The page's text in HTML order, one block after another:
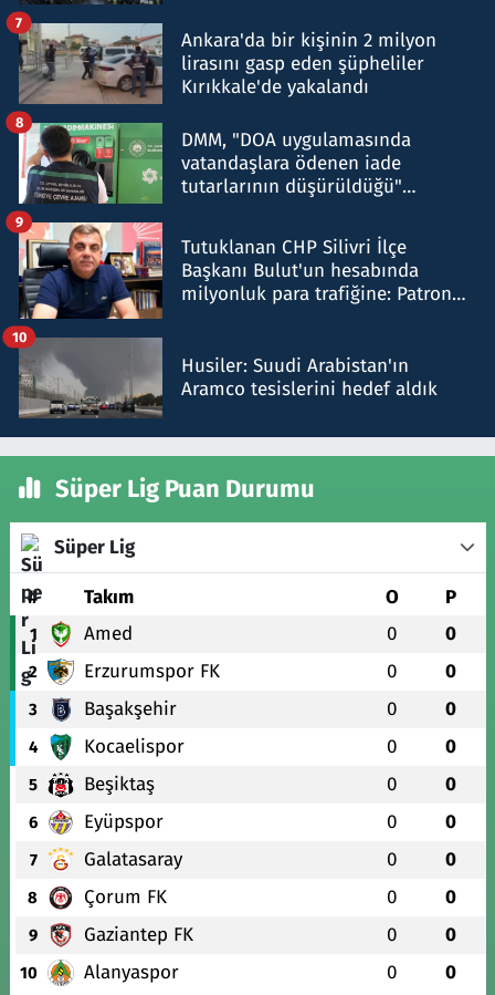
Ankara'da bir kişinin 2 milyon
lirasını gasp eden şüpheliler
Kırıkkale'de yakalandı
7
DMM, "DOA uygulamasında
vatandaşlara ödenen iade
tutarlarının düşürüldüğü"
8
Tutuklanan CHP Silivri İlçe
Başkanı Bulut'un hesabında
milyonluk para trafiğine: Patron
9
Husiler: Suudi Arabistan'ın
Aramco tesislerini hedef aldık
10
Süper Lig Puan Durumu
Süper Lig
# Takım O P
1 Amed 0 0
2 Erzurumspor FK 0 0
3 Başakşehir 0 0
4 Kocaelispor 0 0
5 Beşiktaş 0 0
6 Eyüpspor 0 0
7 Galatasaray 0 0
8 Çorum FK 0 0
9 Gaziantep FK 0 0
10 Alanyaspor 0 0